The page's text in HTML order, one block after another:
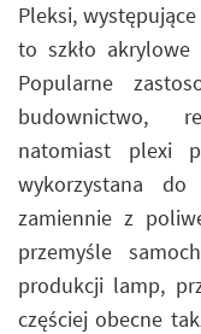
Pleksi,
to szkło akrylowe
Popularne
budownictwo,
natomiast plexi
wykorzystana
zamiennie z
przemyśle
produkcji lamp,
częściej obecne